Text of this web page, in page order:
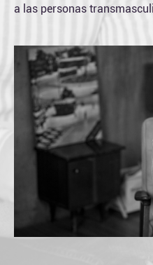
a las personas